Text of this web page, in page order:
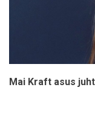
Mai Kraft asus